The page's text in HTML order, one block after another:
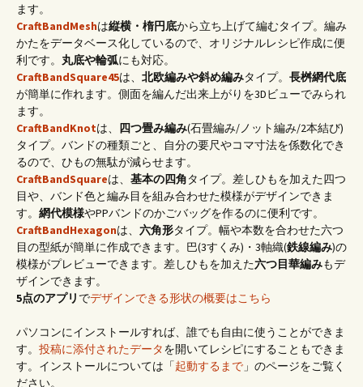
ます。
CraftBandMeshは縦横・楕円底から立ち上げて編むタイプ。編み
かたをデータベース化しているので、オリジナルレシピ作成に便
利です。 丸底や輪弧にも対応。
CraftBandSquare45は、 北欧編みや斜め編みタイプ。 長桝網代底
が簡単に作れます。側面を編んだ出来上がりを3Dビューでみられ
ます。
CraftBandKnotは、 四つ畳み編み(石畳編み/ノット編み/2本結び)
タイプ。バンドの種類ごと、自分の要尺やコマ寸法を係数化でき
るので、ひもの無駄が減らせます。
CraftBandSquareは、 基本の四角タイプ。差しひもを加えた四つ
目や、バンド色と編み目を組み合わせた模様がデザインできま
す。 網代模様やPPバンドのかごバッグを作るのに便利です。
CraftBandHexagonは、 六角形タイプ。幅や本数を合わせた六つ
目の型紙が簡単に作成できます。巴(3すくみ)・3軸織(鉄線編み)の
模様がプレビューできます。差しひもを加えた六つ目華編みもデ
ザインできます。
5点のアプリ でデザインできる形状の概要はこちら
パソコンにインストールすれば、誰でも自由に使うことができま
す。 投稿に添付されたデータを開いてレシピにすることもできま
す。インストールについては「起動するまで 」のページをご覧く
ださい。